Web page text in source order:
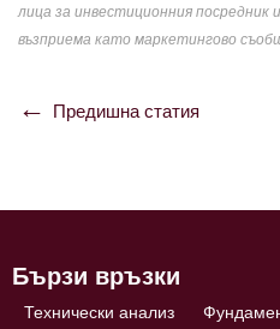
лица за инвестиционния посредник
възприема като маркетингово
Навигация
Предишна статия
Бързи връзки
Технически анализ